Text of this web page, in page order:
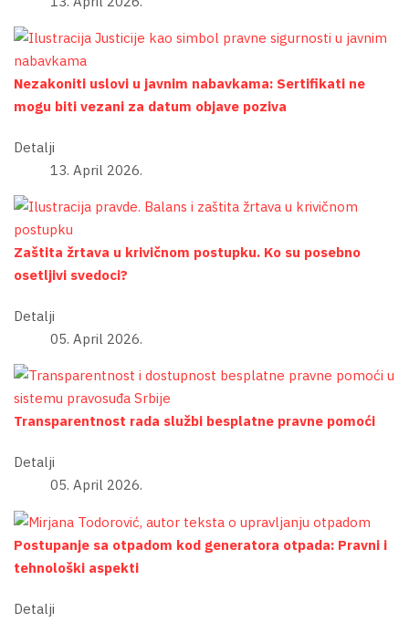
Nezakoniti uslovi u javnim nabavkama: Sertifikati ne
mogu biti vezani za datum objave poziva
Detalji
13. April 2026.
Zaštita žrtava u krivičnom postupku. Ko su posebno
osetljivi svedoci?
Detalji
05. April 2026.
Transparentnost rada službi besplatne pravne pomoći
Detalji
05. April 2026.
Postupanje sa otpadom kod generatora otpada: Pravni i
tehnološki aspekti
Detalji